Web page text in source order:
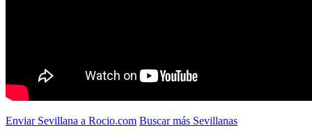
Enviar Sevillana a Rocio.com Buscar más Sevillanas